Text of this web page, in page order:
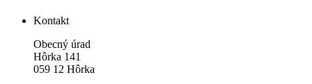
Kontakt
Obecný úrad
Hôrka 141
059 12 Hôrka